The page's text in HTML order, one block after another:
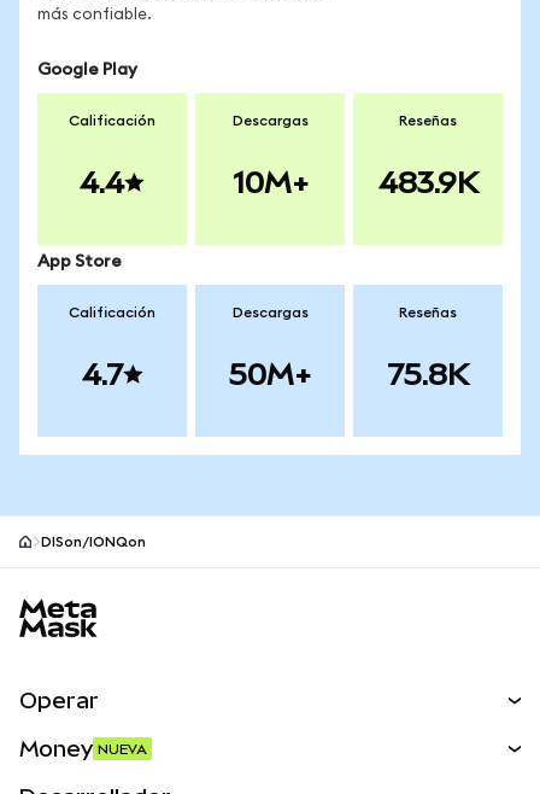
más confiable.
Google Play
Calificación
4.4
Descargas
10M+
Reseñas
483.9K
App Store
Calificación
4.7
Descargas
50M+
Reseñas
75.8K
DISon/IONQon
Operar
Money NUEVA